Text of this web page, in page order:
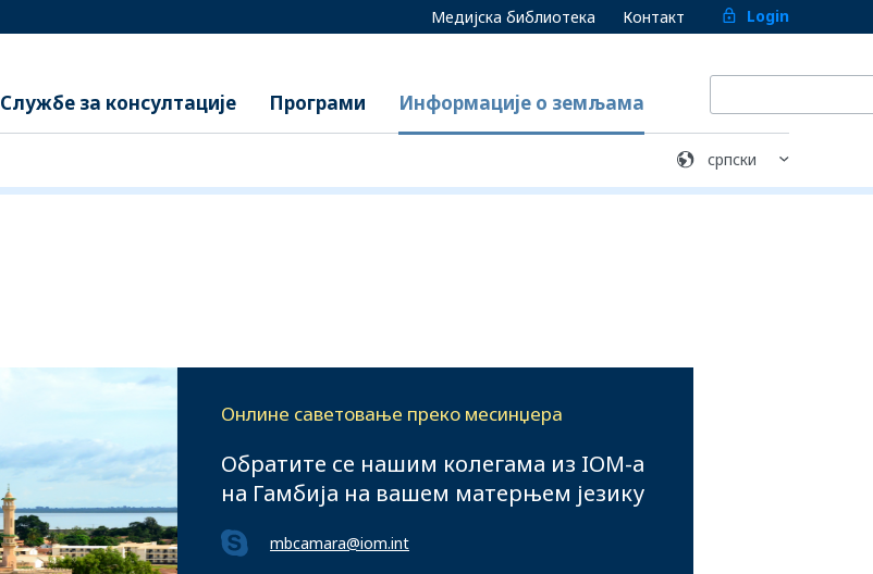
Медијска библиотека Контакт Login
Службе за консултације Програми Информације о земљама
Онлине саветовање преко месинџера
Обратите се нашим колегама из IOM-а
на Гамбија на вашем матерњем језику
mbcamara@iom.int